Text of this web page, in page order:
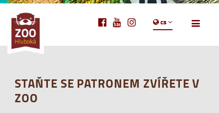
cs
STAŇTE SE PATRONEM ZVÍŘETE V
ZOO